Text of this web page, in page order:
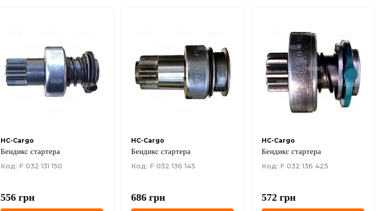
HC-Cargo
Бендикс стартера
Код: F 032 131 150
556 грн
HC-Cargo
Бендикс стартера
Код: F 032 136 145
686 грн
HC-Cargo
Бендикс стартера
Код: F 032 136 425
572 грн